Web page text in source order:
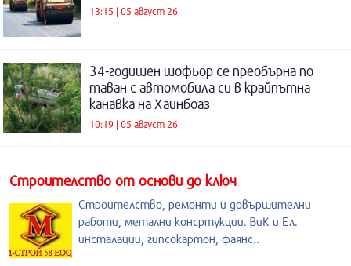
13:15 | 05 август 26
34-годишен шофьор се преобърна по
таван с автомобила си в крайпътна
канавка на Хаинбоаз
10:19 | 05 август 26
Строителство от основи до ключ
Строителство, ремонти и довършителни
работи, метални консртукции. ВиК и Ел.
инсталации, гипсокартон, фаянс..